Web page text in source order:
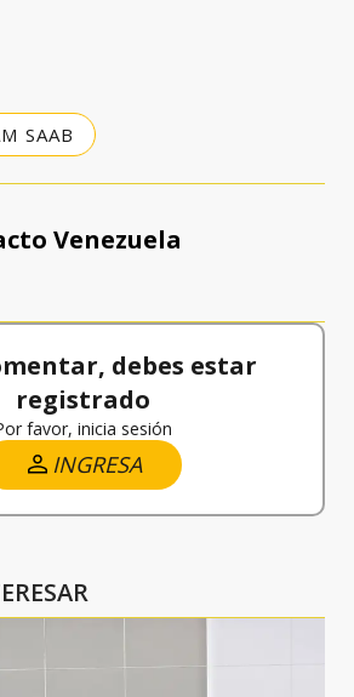
SAAB
Venezuela
debes estar
registrado
favor, inicia sesión
INGRESA